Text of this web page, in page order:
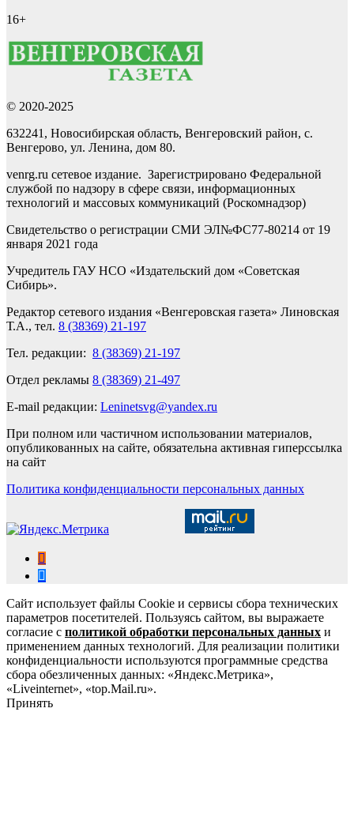
16+
© 2020-2025
632241, Новосибирская область, Венгеровский район, с.
Венгерово, ул. Ленина, дом 80.
venrg.ru сетевое издание. Зарегистрировано Федеральной
службой по надзору в сфере связи, информационных
технологий и массовых коммуникаций (Роскомнадзор)
Свидетельство о регистрации СМИ ЭЛ№ФС77-80214 от 19
января 2021 года
Учредитель ГАУ НСО «Издательский дом «Советская
Сибирь».
Редактор сетевого издания «Венгеровская газета» Линовская
Т.А., тел. 8 (38369) 21-197
Тел. редакции: 8 (38369) 21-197
Отдел рекламы 8 (38369) 21-497
E-mail редакции: Leninetsvg@yandex.ru
При полном или частичном использовании материалов,
опубликованных на сайте, обязательна активная гиперссылка
на сайт
Политика конфиденциальности персональных данных
Сайт использует файлы Cookie и сервисы сбора технических
параметров посетителей. Пользуясь сайтом, вы выражаете
согласие с политикой обработки персональных данных и
применением данных технологий. Для реализации политики
конфиденциальности используются программные средства
сбора обезличенных данных: «Яндекс.Метрика»,
«Liveinternet», «top.Mail.ru».
Принять